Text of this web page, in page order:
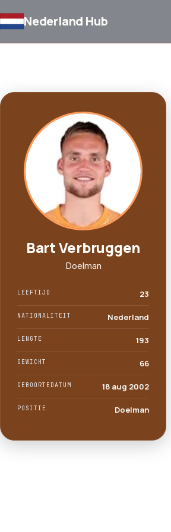
Nederland Hub
Bart Verbruggen
Doelman
LEEFTIJD 23
NATIONALITEIT Nederland
LENGTE 193
GEWICHT 66
GEBOORTEDATUM 18 aug 2002
POSITIE Doelman